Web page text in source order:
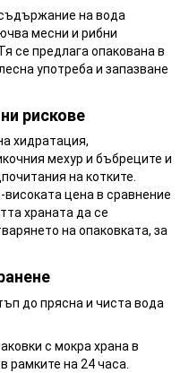
на вода
месни и рибни
се предлага опакована в
употреба и запазване
рискове
хидратация,
мехур и бъбреците и
на котките.
цена в сравнение
храната да се
на опаковката, за
до прясна и чиста вода
с мокра храна в
рамките на 24 часа.